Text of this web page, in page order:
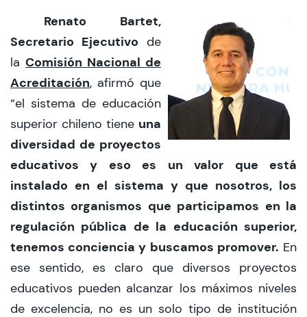
Renato Bartet,
Secretario Ejecutivo de
la Comisión Nacional de
Acreditación, afirmó que
“el sistema de educación
superior chileno tiene una
diversidad de proyectos
educativos y eso es un valor que está
instalado en el sistema y que nosotros, los
distintos organismos que participamos en la
regulación pública de la educación superior,
tenemos conciencia y buscamos promover. En
ese sentido, es claro que diversos proyectos
educativos pueden alcanzar los máximos niveles
de excelencia, no es un solo tipo de institución